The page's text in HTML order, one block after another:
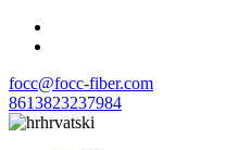
focc@focc-fiber.com
8613823237984
hrvatski